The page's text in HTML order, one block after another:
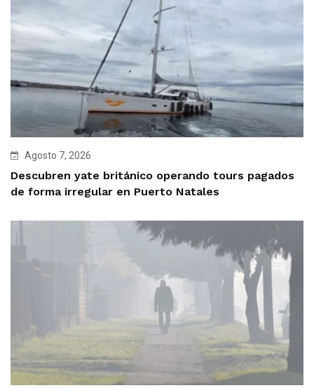
Agosto 7, 2026
Descubren yate británico operando tours pagados
de forma irregular en Puerto Natales